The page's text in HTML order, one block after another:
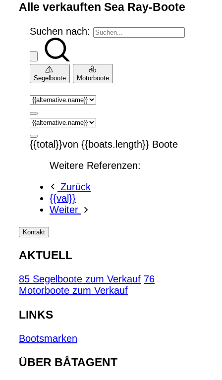
Alle verkauften Sea Ray-Boote
Suchen nach:
Segelboote Motorboote
{{total}}von {{boats.length}} Boote
Weitere Referenzen:
Zurück
{{val}}
Weiter
Kontakt
AKTUELL
85 Segelboote zum Verkauf 76
Motorboote zum Verkauf
LINKS
Bootsmarken
ÜBER BÅTAGENT